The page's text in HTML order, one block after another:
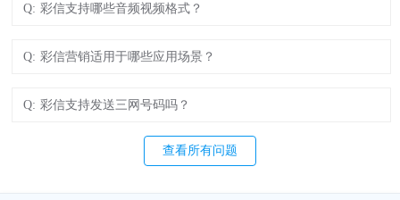
Q: 彩信支持哪些音频视频格式？
Q: 彩信营销适用于哪些应用场景？
Q: 彩信支持发送三网号码吗？
查看所有问题